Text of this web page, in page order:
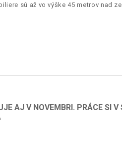
sú až vo výške 45 metrov nad
AJ V NOVEMBRI. PRÁCE SI